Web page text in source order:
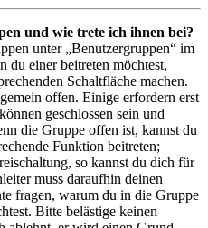
und wie trete ich ihnen bei?
unter „Benutzergruppen“ im
du einer beitreten möchtest,
Schaltfläche machen.
offen. Einige erfordern erst
geschlossen sein und
die Gruppe offen ist, kannst du
Funktion beitreten;
so kannst du dich für
muss daraufhin deinen
fragen, warum du in die Gruppe
Bitte belästige keinen